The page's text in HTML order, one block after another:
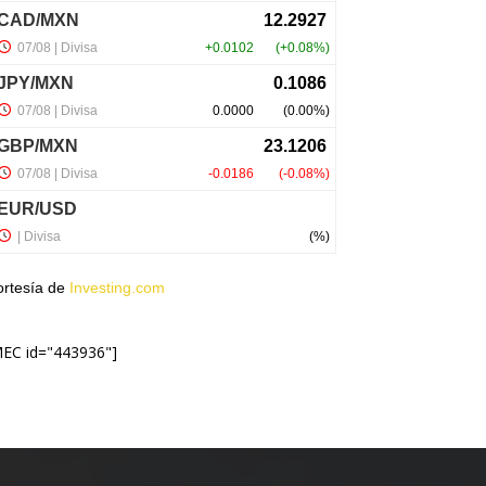
de Investing.com
id="443936"]